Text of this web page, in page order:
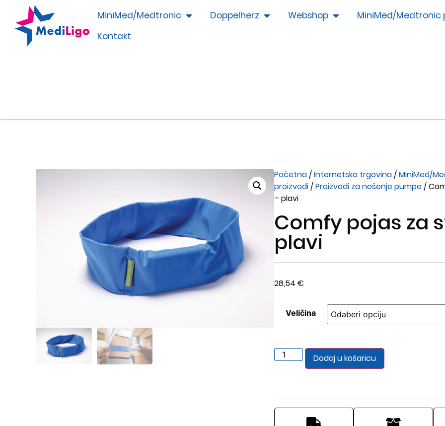
MiniMed/Medtronic Doppelherz Webshop MiniMed/Medtronic
Kontakt
Početna/Internetska trgovina/MiniMed/
proizvodi/Proizvodi za nošenje pumpe/
– plavi
Comfy pojas za
plavi
28,54 €
Veličina
Dodaj u košaricu